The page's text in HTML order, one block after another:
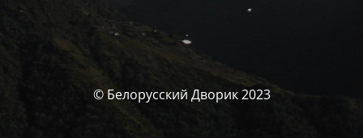
© Белорусский Дворик 2023